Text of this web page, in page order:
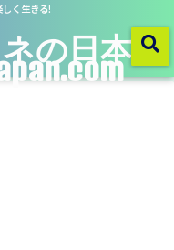
しく生きる!
の日本